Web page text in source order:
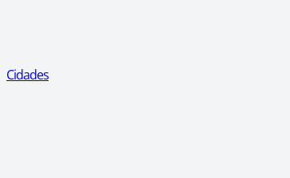
Cidades